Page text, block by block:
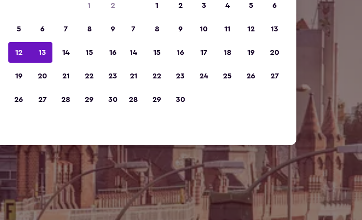
1 2
5 6 7 8 9
12 13 14 15 16
19 20 21 22 23
26 27 28 29 30
1 2 3 4 5 6
7 8 9 10 11 12 13
14 15 16 17 18 19 20
21 22 23 24 25 26 27
28 29 30